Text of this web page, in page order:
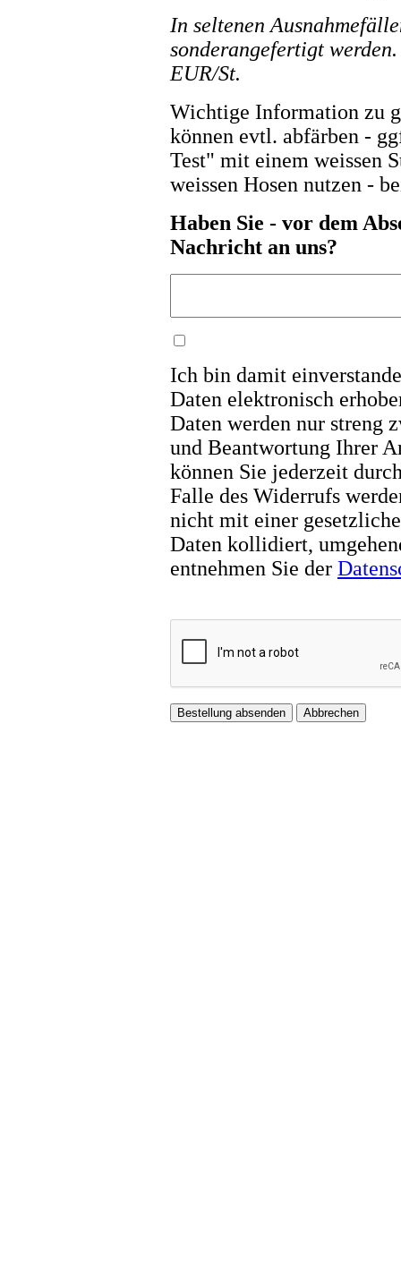
In seltenen
sonderangefertigt
EUR/St.
Wichtige Information zu
können evtl. abfärben -
Test" mit einem weissen
weissen Hosen nutzen -
Haben Sie - vor dem
Nachricht an uns?
Ich bin damit
Daten elektronisch
Daten werden nur streng
und Beantwortung Ihrer
können Sie jederzeit
Falle des Widerrufs
nicht mit einer
Daten kollidiert,
entnehmen Sie der